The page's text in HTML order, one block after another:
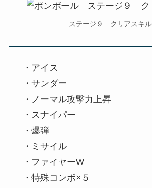
ステージ９ クリアスキル
・アイス
・サンダー
・ノーマル攻撃力上昇
・スナイパー
・爆弾
・ミサイル
・ファイヤーW
・特殊コンボ×５